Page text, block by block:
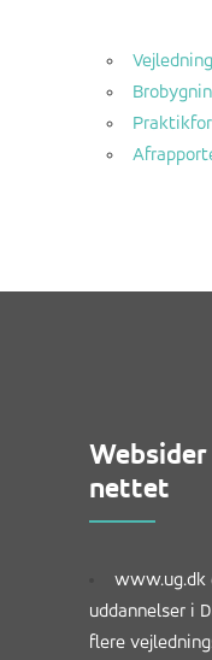
nettet
www.ug.dk
uddannelser i
flere